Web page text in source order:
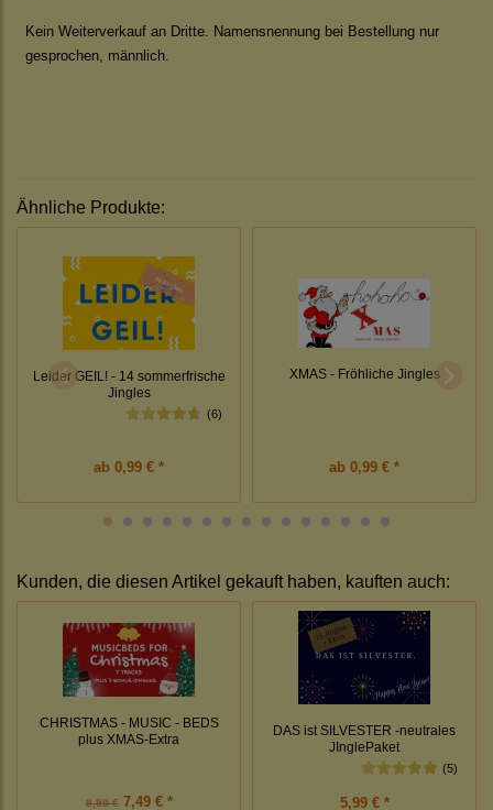
Kein Weiterverkauf an Dritte. Namensnennung bei Bestellung nur
gesprochen, männlich.
Ähnliche Produkte:
Leider GEIL! - 14 sommerfrische
Jingles
(6)
ab 0,99 € *
XMAS - Fröhliche Jingles
ab 0,99 € *
Kunden, die diesen Artikel gekauft haben, kauften auch:
CHRISTMAS - MUSIC - BEDS
plus XMAS-Extra
9,99 €7,49 € *
DAS ist SILVESTER -neutrales
JInglePaket
(5)
5,99 € *